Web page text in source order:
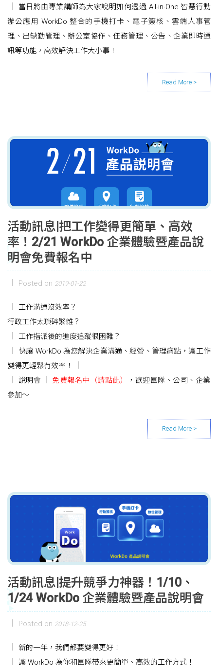
當日將由專業講師為大家說明如何透過 All-in-One 智慧行動
辦公應用 WorkDo 整合的手機打卡、電子簽核、雲端人事管
理、出缺勤管理、辦公室協作、任務管理、公告、企業即時通
訊等功能，高效解決工作大小事！
活動訊息|把工作變得更簡單、高效
率！2/21 WorkDo 企業體驗暨產品說
明會免費報名中
Posted on 2019-01-22
工作溝通沒效率？
行政工作太瑣碎繁雜？
工作指派後的進度追蹤很困難？
快讓 WorkDo 為您解決企業溝通、經營、管理痛點，讓工作
變得更輕鬆有效率！
說明會
免費報名中（請點此）
，歡迎團隊、公司、企業
參加～
活動訊息|提升競爭力神器！1/10、
1/24 WorkDo 企業體驗暨產品說明會
Posted on 2018-12-25
新的一年，我們都要變得更好！
讓 WorkDo 為你和團隊帶來更簡單、高效的工作方式！